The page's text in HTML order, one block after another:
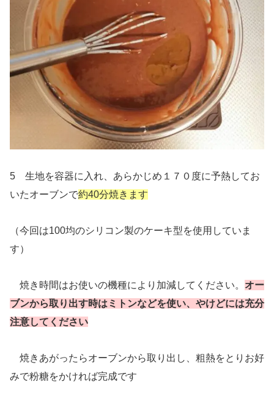
5 生地を容器に入れ、あらかじめ１７０度に予熱してお
いたオーブンで約40分焼きます
（今回は100均のシリコン製のケーキ型を使用していま
す）
焼き時間はお使いの機種により加減してください。 オー
ブンから取り出す時はミトンなどを使い、やけどには充分
注意してください
焼きあがったらオーブンから取り出し、粗熱をとりお好
みで粉糖をかければ完成です